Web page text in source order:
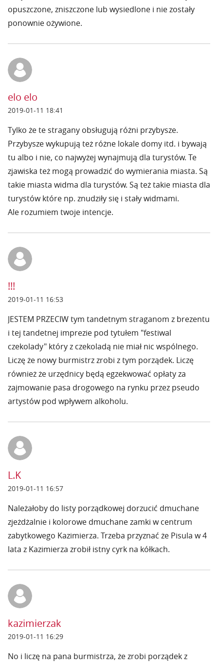
opuszczone, zniszczone lub wysiedlone i nie zostały
ponownie ożywione.
elo elo
2019-01-11 18:41
Tylko że te stragany obsługują różni przybysze.
Przybysze wykupują też różne lokale domy itd. i bywają
tu albo i nie, co najwyżej wynajmują dla turystów. Te
zjawiska też mogą prowadzić do wymierania miasta. Są
takie miasta widma dla turystów. Są też takie miasta dla
turystów które np. znudziły się i stały widmami.
Ale rozumiem twoje intencje.
!!!
2019-01-11 16:53
JESTEM PRZECIW tym tandetnym straganom z brezentu
i tej tandetnej imprezie pod tytułem "festiwal
czekolady" który z czekoladą nie miał nic wspólnego.
Liczę że nowy burmistrz zrobi z tym porządek. Liczę
również że urzędnicy będą egzekwować opłaty za
zajmowanie pasa drogowego na rynku przez pseudo
artystów pod wpływem alkoholu.
L.K
2019-01-11 16:57
Należałoby do listy porządkowej dorzucić dmuchane
zjeżdżalnie i kolorowe dmuchane zamki w centrum
zabytkowego Kazimierza. Trzeba przyznać że Pisula w 4
lata z Kazimierza zrobił istny cyrk na kółkach.
kazimierzak
2019-01-11 16:29
No i liczę na pana burmistrza, że zrobi porządek z